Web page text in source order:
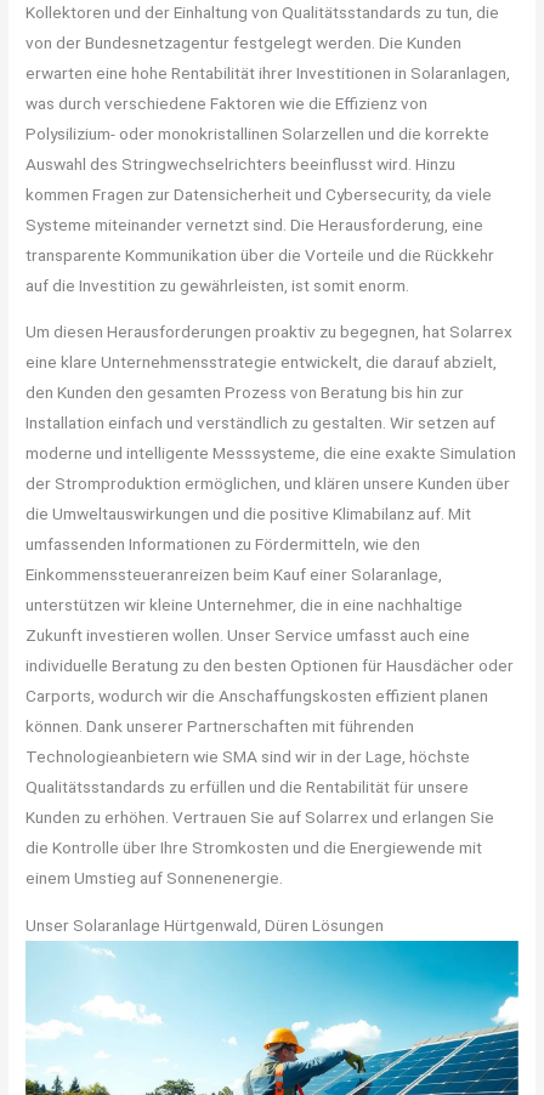
Kollektoren und der Einhaltung von Qualitätsstandards zu tun, die
von der Bundesnetzagentur festgelegt werden. Die Kunden
erwarten eine hohe Rentabilität ihrer Investitionen in Solaranlagen,
was durch verschiedene Faktoren wie die Effizienz von
Polysilizium- oder monokristallinen Solarzellen und die korrekte
Auswahl des Stringwechselrichters beeinflusst wird. Hinzu
kommen Fragen zur Datensicherheit und Cybersecurity, da viele
Systeme miteinander vernetzt sind. Die Herausforderung, eine
transparente Kommunikation über die Vorteile und die Rückkehr
auf die Investition zu gewährleisten, ist somit enorm.
Um diesen Herausforderungen proaktiv zu begegnen, hat Solarrex
eine klare Unternehmensstrategie entwickelt, die darauf abzielt,
den Kunden den gesamten Prozess von Beratung bis hin zur
Installation einfach und verständlich zu gestalten. Wir setzen auf
moderne und intelligente Messsysteme, die eine exakte Simulation
der Stromproduktion ermöglichen, und klären unsere Kunden über
die Umweltauswirkungen und die positive Klimabilanz auf. Mit
umfassenden Informationen zu Fördermitteln, wie den
Einkommenssteueranreizen beim Kauf einer Solaranlage,
unterstützen wir kleine Unternehmer, die in eine nachhaltige
Zukunft investieren wollen. Unser Service umfasst auch eine
individuelle Beratung zu den besten Optionen für Hausdächer oder
Carports, wodurch wir die Anschaffungskosten effizient planen
können. Dank unserer Partnerschaften mit führenden
Technologieanbietern wie SMA sind wir in der Lage, höchste
Qualitätsstandards zu erfüllen und die Rentabilität für unsere
Kunden zu erhöhen. Vertrauen Sie auf Solarrex und erlangen Sie
die Kontrolle über Ihre Stromkosten und die Energiewende mit
einem Umstieg auf Sonnenenergie.
Unser Solaranlage Hürtgenwald, Düren Lösungen